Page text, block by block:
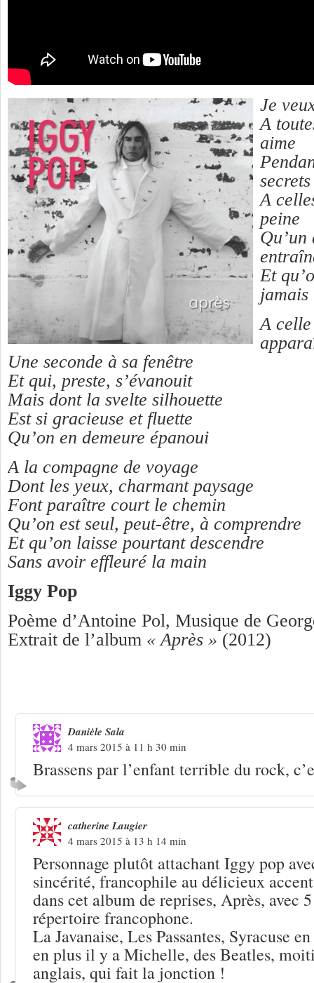
Je
A
aime
secrets
A
peine
Et
jamais
A
Une seconde à sa fenêtre
Et qui, preste, s’évanouit
Mais dont la svelte silhouette
Est si gracieuse et fluette
Qu’on en demeure épanoui
A la compagne de voyage
Dont les yeux, charmant paysage
Font paraître court le chemin
Qu’on est seul, peut-être, à comprendre
Et qu’on laisse pourtant descendre
Sans avoir effleuré la main
Iggy Pop
Poème d’Antoine Pol, Musique de
Extrait de l’album « Après » (2012)
Danièle Sala
4 mars 2015 à 11 h 30 min
Brassens par l’enfant terrible du rock,
catherine Laugier
4 mars 2015 à 13 h 14 min
Personnage plutôt attachant Iggy pop
sincérité, francophile au délicieux
dans cet album de reprises, Après, avec
répertoire francophone.
La Javanaise, Les Passantes, Syracuse
en plus il y a Michelle, des Beatles,
anglais, qui fait la jonction !